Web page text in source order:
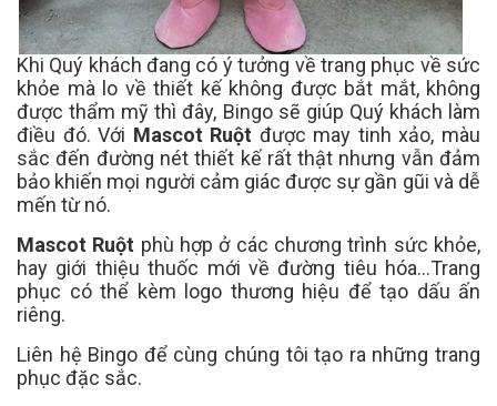
Khi Quý khách đang có ý tưởng về trang phục về sức
khỏe mà lo về thiết kế không được bắt mắt, không
được thẩm mỹ thì đây, Bingo sẽ giúp Quý khách làm
điều đó. Với Mascot Ruột được may tinh xảo, màu
sắc đến đường nét thiết kế rất thật nhưng vẫn đảm
bảo khiến mọi người cảm giác được sự gần gũi và dễ
mến từ nó.
Mascot Ruột phù hợp ở các chương trình sức khỏe,
hay giới thiệu thuốc mới về đường tiêu hóa...Trang
phục có thể kèm logo thương hiệu để tạo dấu ấn
riêng.
Liên hệ Bingo để cùng chúng tôi tạo ra những trang
phục đặc sắc.